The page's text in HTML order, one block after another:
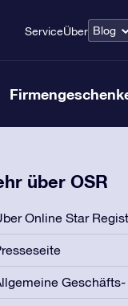
ServiceÜber Blog
über OSR
Online Star